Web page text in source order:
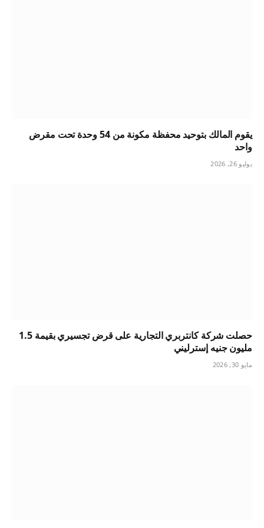
يقوم المالك بتوحيد محفظة مكونة من 54 وحدة تحت مقرض
واحد
يوليو 26, 2026
حصلت شركة كانتربري التجارية على قرض تجسيري بقيمة 1.5
مليون جنيه إسترليني
مايو 30, 2026